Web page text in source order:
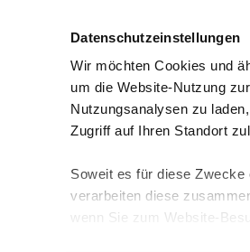
Datenschutzeinstellungen
Wir möchten Cookies und
um die Website-Nutzung
Nutzungsanalysen zu
Zugriff auf Ihren Standort
Soweit es für diese
verarbeiten diese
wenn Sie zum Website-
Über uns